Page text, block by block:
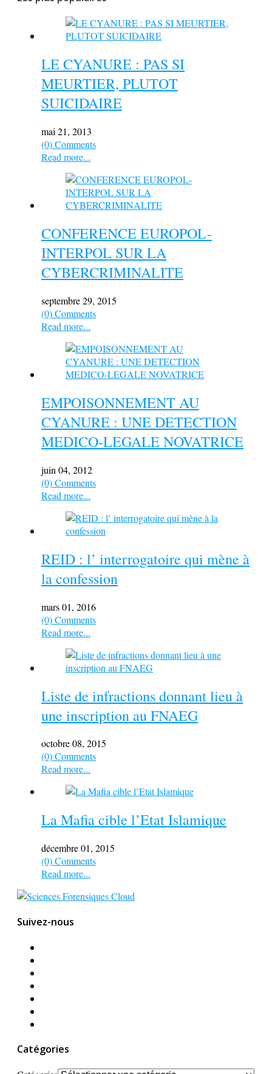
LE CYANURE : PAS SI
MEURTIER, PLUTOT
SUICIDAIRE
mai 21, 2013
(0) Comments
Read more...
CONFERENCE EUROPOL-
INTERPOL SUR LA
CYBERCRIMINALITE
septembre 29, 2015
(0) Comments
Read more...
EMPOISONNEMENT AU
CYANURE : UNE DETECTION
MEDICO-LEGALE NOVATRICE
juin 04, 2012
(0) Comments
Read more...
REID : l’ interrogatoire qui mène à
la confession
mars 01, 2016
(0) Comments
Read more...
Liste de infractions donnant lieu à
une inscription au FNAEG
octobre 08, 2015
(0) Comments
Read more...
La Mafia cible l’Etat Islamique
décembre 01, 2015
(0) Comments
Read more...
Suivez-nous
Catégories